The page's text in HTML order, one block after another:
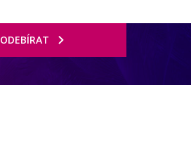
ODEBÍRAT